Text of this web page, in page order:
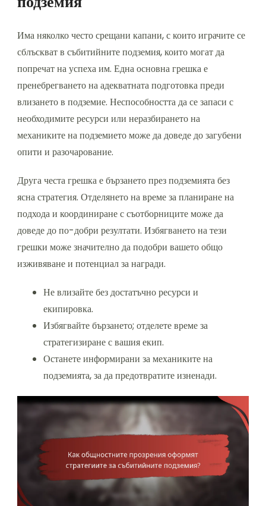
Има няколко често срещани капани, с които играчите се
сблъскват в събитийните подземия, които могат да
попречат на успеха им. Една основна грешка е
пренебрегването на адекватната подготовка преди
влизането в подземие. Неспособността да се запаси с
необходимите ресурси или неразбирането на
механиките на подземието може да доведе до загубени
опити и разочарование.
Друга честа грешка е бързането през подземията без
ясна стратегия. Отделянето на време за планиране на
подхода и координиране с съотборниците може да
доведе до по-добри резултати. Избягването на тези
грешки може значително да подобри вашето общо
изживяване и потенциал за награди.
Не влизайте без достатъчно ресурси и
екипировка.
Избягвайте бързането; отделете време за
стратегизиране с вашия екип.
Останете информирани за механиките на
подземията, за да предотвратите изненади.